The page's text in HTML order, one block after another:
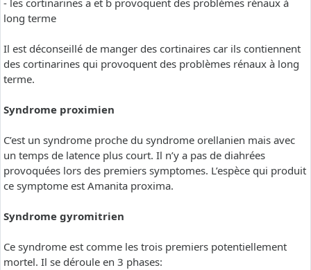
- les cortinarines a et b provoquent des problèmes rénaux à
long terme
Il est déconseillé de manger des cortinaires car ils contiennent
des cortinarines qui provoquent des problèmes rénaux à long
terme.
Syndrome proximien
C’est un syndrome proche du syndrome orellanien mais avec
un temps de latence plus court. Il n’y a pas de diahrées
provoquées lors des premiers symptomes. L’espèce qui produit
ce symptome est Amanita proxima.
Syndrome gyromitrien
Ce syndrome est comme les trois premiers potentiellement
mortel. Il se déroule en 3 phases: